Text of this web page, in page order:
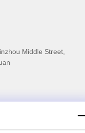
Middle Street,